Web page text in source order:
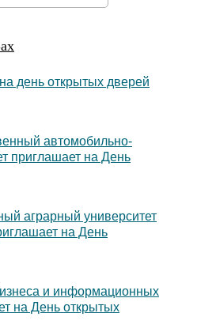
день открытых дверей
автомобильно-
приглашает на День
аграрный университет
на День
и информационных
на День открытых